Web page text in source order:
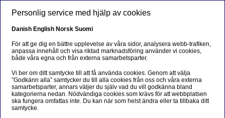
Beslut av Nordeas ordinarie
bolagsstämma 2020 och
styrelse
Personlig service med hjälp av cookies
Danish English Norsk Suomi
För att ge dig en bättre upplevelse av våra sidor, analysera webb-trafiken,
anpassa innehåll och visa riktad marknadsföring använder vi cookies,
både våra egna och från externa samarbetsparter.
Vi ber om ditt samtycke till att få använda cookies. Genom att välja
”Godkänn alla” samtycker du till alla cookies från oss och våra externa
samarbetsparter, annars väljer du själv vad du vill godkänna bland
kategorierna nedan. Nödvändiga cookies som krävs för att webbplatsen
ska fungera omfattas inte. Du kan när som helst ändra eller ta tillbaka ditt
samtycke.